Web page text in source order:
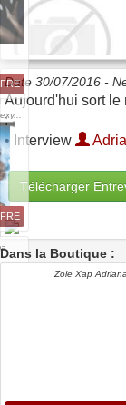
Date 30/07/2016 -
Aujourd'hui sort le
:
• Interview
Télécharger
Dans la Boutique :
Zole Xap